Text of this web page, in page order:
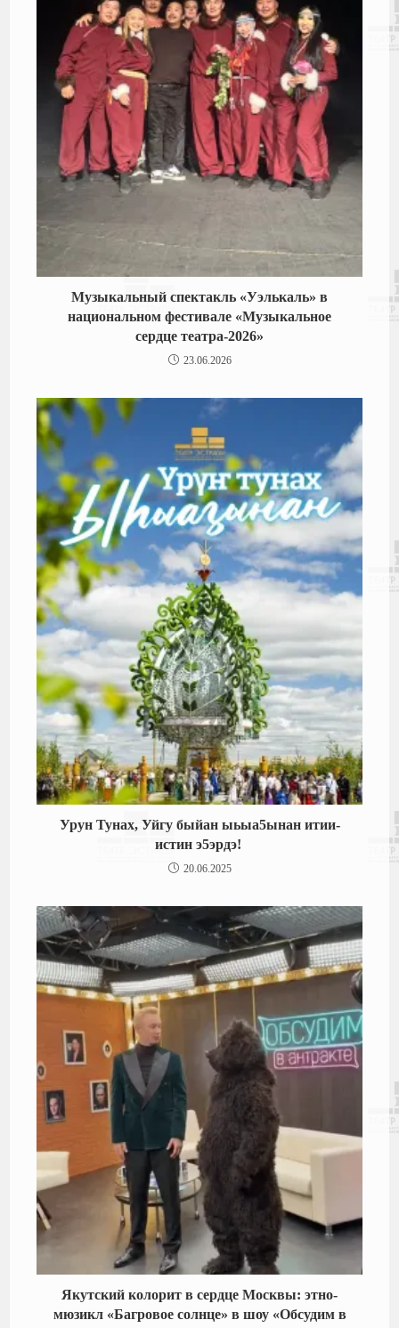
Музыкальный спектакль «Уэлькаль» в
национальном фестивале «Музыкальное
сердце театра-2026»
23.06.2026
Урун Тунах, Уйгу быйан ыьыа5ынан итии-
истин э5эрдэ!
20.06.2025
Якутский колорит в сердце Москвы: этно-
мюзикл «Багровое солнце» в шоу «Обсудим в